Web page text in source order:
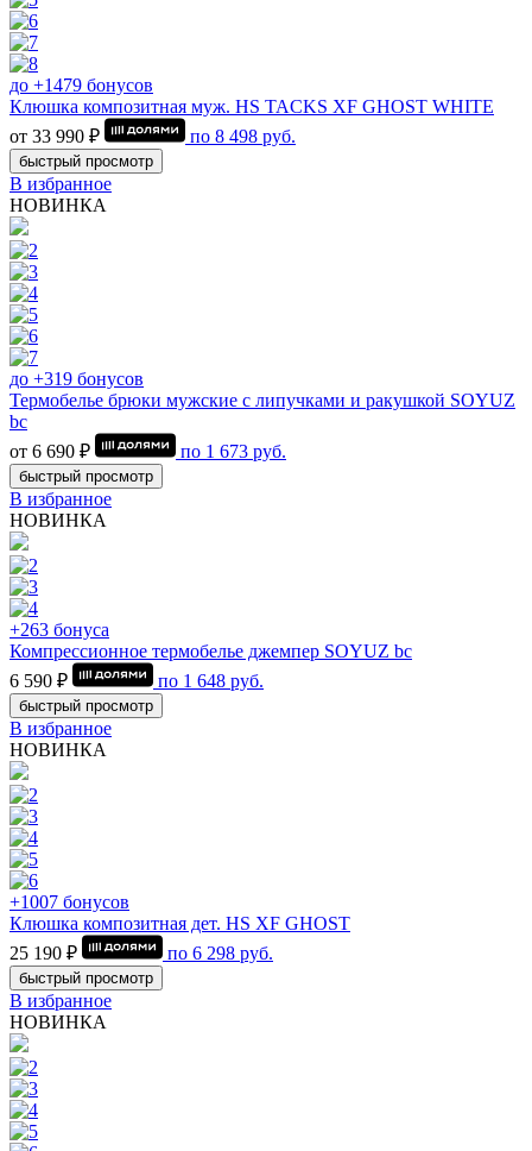
до +1479 бонусов
Клюшка композитная муж. HS TACKS XF GHOST WHITE
от 33 990 ₽
по 8 498 руб.
быстрый просмотр
В избранное
НОВИНКА
до +319 бонусов
Термобелье брюки мужские с липучками и ракушкой SOYUZ
bc
от 6 690 ₽
по 1 673 руб.
быстрый просмотр
В избранное
НОВИНКА
+263 бонуса
Компрессионное термобелье джемпер SOYUZ bc
6 590 ₽
по 1 648 руб.
быстрый просмотр
В избранное
НОВИНКА
+1007 бонусов
Клюшка композитная дет. HS XF GHOST
25 190 ₽
по 6 298 руб.
быстрый просмотр
В избранное
НОВИНКА